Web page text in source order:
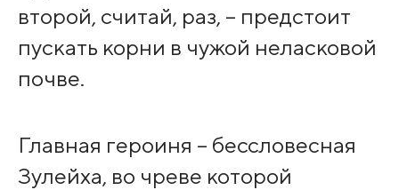
второй, считай, раз, – предстоит
пускать корни в чужой неласковой
почве.
Главная героиня – бессловесная
Зулейха, во чреве которой